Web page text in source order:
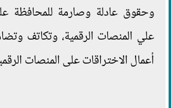
وحقوق عادلة وصارمة للمحافظة
علي المنصات الرقمية، وتكاتف
أعمال الاختراقات على المنصات